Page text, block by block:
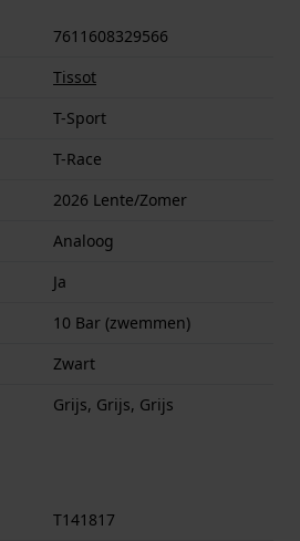
7611608329566
Tissot
T-Sport
T-Race
2026 Lente/Zomer
Analoog
Ja
10 Bar (zwemmen)
Zwart
Grijs, Grijs, Grijs
T141817